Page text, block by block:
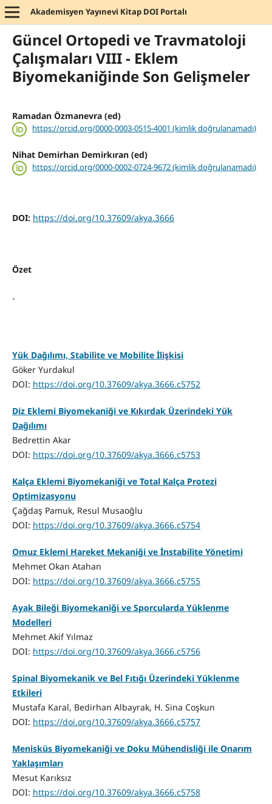
Akademisyen Yayınevi Kitap DOI Portalı
Güncel Ortopedi ve Travmatoloji
Çalışmaları VIII - Eklem
Biyomekaniğinde Son Gelişmeler
Ramadan Özmanevra (ed)
https://orcid.org/0000-0003-0515-4001 (kimlik doğrulanamadı)
Nihat Demirhan Demirkıran (ed)
https://orcid.org/0000-0002-0724-9672 (kimlik doğrulanamadı)
DOI: https://doi.org/10.37609/akya.3666
Özet
-
Yük Dağılımı, Stabilite ve Mobilite İlişkisi
Göker Yurdakul
DOI: https://doi.org/10.37609/akya.3666.c5752
Diz Eklemi Biyomekaniği ve Kıkırdak Üzerindeki Yük
Dağılımı
Bedrettin Akar
DOI: https://doi.org/10.37609/akya.3666.c5753
Kalça Eklemi Biyomekaniği ve Total Kalça Protezi
Optimizasyonu
Çağdaş Pamuk, Resul Musaoğlu
DOI: https://doi.org/10.37609/akya.3666.c5754
Omuz Eklemi Hareket Mekaniği ve İnstabilite Yönetimi
Mehmet Okan Atahan
DOI: https://doi.org/10.37609/akya.3666.c5755
Ayak Bileği Biyomekaniği ve Sporcularda Yüklenme
Modelleri
Mehmet Akif Yılmaz
DOI: https://doi.org/10.37609/akya.3666.c5756
Spinal Biyomekanik ve Bel Fıtığı Üzerindeki Yüklenme
Etkileri
Mustafa Karal, Bedirhan Albayrak, H. Sina Coşkun
DOI: https://doi.org/10.37609/akya.3666.c5757
Menisküs Biyomekaniği ve Doku Mühendisliği ile Onarım
Yaklaşımları
Mesut Karıksız
DOI: https://doi.org/10.37609/akya.3666.c5758